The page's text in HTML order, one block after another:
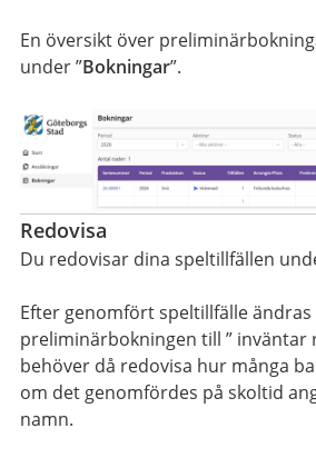
En översikt över
under ”Bokningar”.
Redovisa
Du redovisar dina speltillfällen
Efter genomfört speltillfälle ändras
preliminärbokningen till ” inväntar
behöver då redovisa hur många
om det genomfördes på skoltid
namn.